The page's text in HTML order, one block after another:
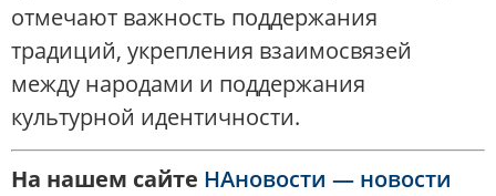
отмечают важность поддержания
традиций, укрепления взаимосвязей
между народами и поддержания
культурной идентичности.
На нашем сайте НАновости — новости